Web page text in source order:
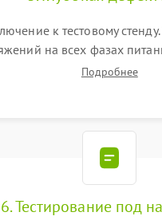
к тестовому
на всех фазах
Проверка
Подробнее
6. Тестирование под